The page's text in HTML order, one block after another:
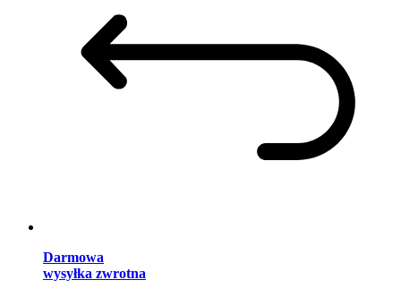
Darmowa
wysyłka zwrotna